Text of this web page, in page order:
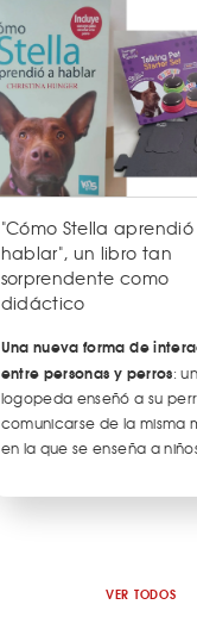
"Cómo Stella
hablar", un libro tan
sorprendente como
didáctico
Una nueva forma de
entre personas y perros:
logopeda enseñó a su
comunicarse de la misma
en la que se enseña a
VER TODOS